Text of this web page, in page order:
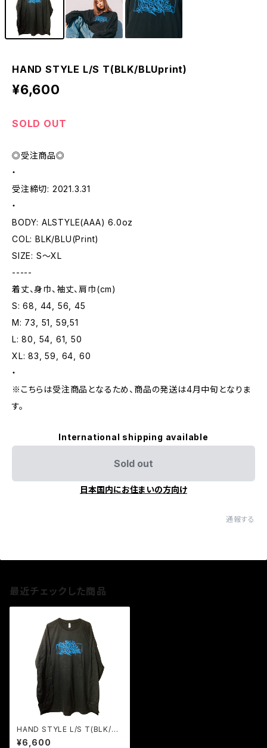
HAND STYLE L/S T(BLK/BLUprint)
¥6,600
SOLD OUT
◎受注商品◎
・
受注締切: 2021.3.31
・
BODY: ALSTYLE(AAA) 6.0oz
COL: BLK/BLU(Print)
SIZE: S〜XL
-----
着丈、身巾、袖丈、肩巾(cm)
S: 68, 44, 56, 45
M: 73, 51, 59,51
L: 80, 54, 61, 50
XL: 83, 59, 64, 60
・
※こちらは受注商品となるため、商品の発送は4月中旬となりま
す。
International shipping available
Sold out
日本国内にお住まいの方向け
通報する
最近チェックした商品
HAND STYLE L/S T(BLK/BL
Uprint)
¥6,600